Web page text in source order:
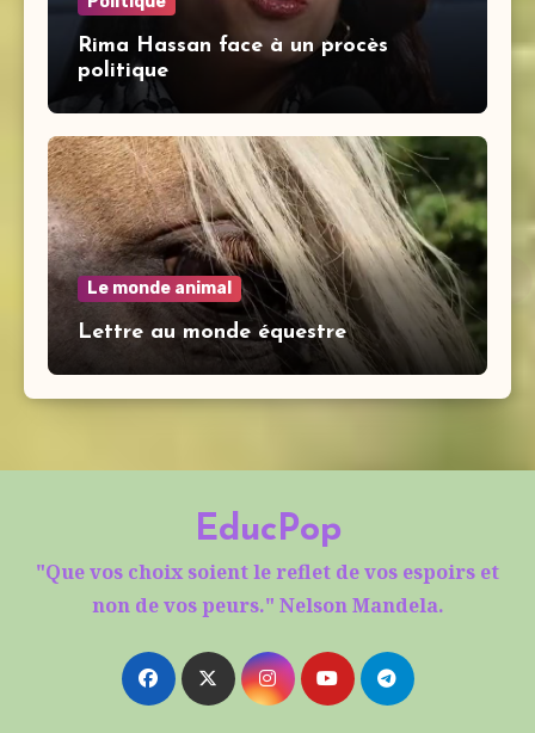
Rima Hassan face à un procès
politique
Le monde animal
Lettre au monde équestre
EducPop
"Que vos choix soient le reflet de vos espoirs et
non de vos peurs." Nelson Mandela.